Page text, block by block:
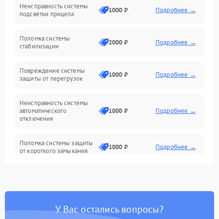
Неисправность фокусировки и оптики
Электропитание
Механика
Корпус/Герметичность
Неисправность системы
подсветки прицела
1000 ₽ Подробнее →
Поломка системы
стабилизации
2000 ₽ Подробнее →
Повреждение системы
защиты от перегрузок
1000 ₽ Подробнее →
Неисправность системы
автоматического
отключения
1000 ₽ Подробнее →
Поломка системы защиты
от короткого замыкания
1000 ₽ Подробнее →
Неисправность системы
1000 ₽ Подробнее →
У Вас остались вопросы?